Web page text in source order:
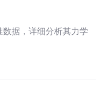
数据，详细分析其力学